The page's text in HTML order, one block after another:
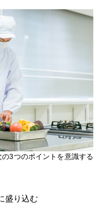
3つのポイントを意識する
盛り込む